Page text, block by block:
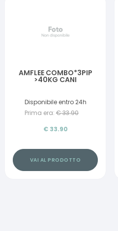
AMFLEE COMBO*3PIP
>40KG CANI
Disponibile entro 24h
Prima era: €33.90
€ 33.90
VAI AL PRODOTTO